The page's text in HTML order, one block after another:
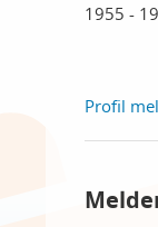
1955 -
Profil